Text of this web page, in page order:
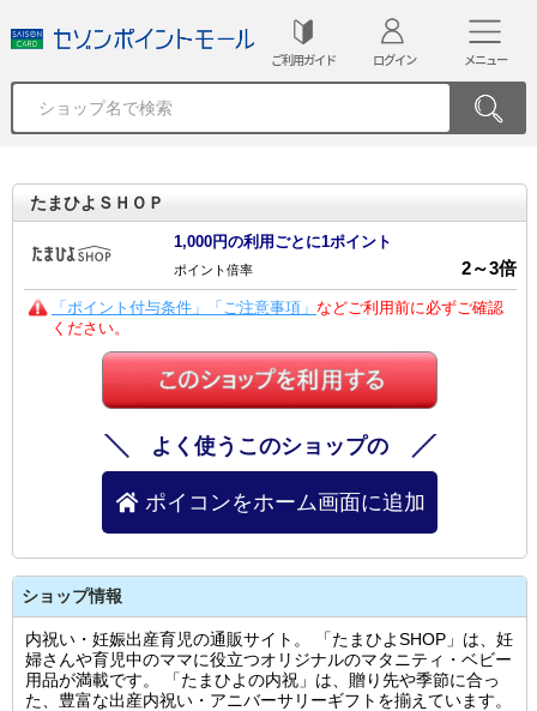
ご利用ガイド ログイン メニュー
たまひよＳＨＯＰ
1,000円の利用ごとに1ポイント
ポイント倍率 2～3倍
「ポイント付与条件」「ご注意事項」 などご利用前に必ずご確認
ください。
よく使うこのショップの
ポイコンをホーム画面に追加
ショップ情報
内祝い・妊娠出産育児の通販サイト。 「たまひよSHOP」は、妊
婦さんや育児中のママに役立つオリジナルのマタニティ・ベビー
用品が満載です。 「たまひよの内祝」は、贈り先や季節に合っ
た、豊富な出産内祝い・アニバーサリーギフトを揃えています。